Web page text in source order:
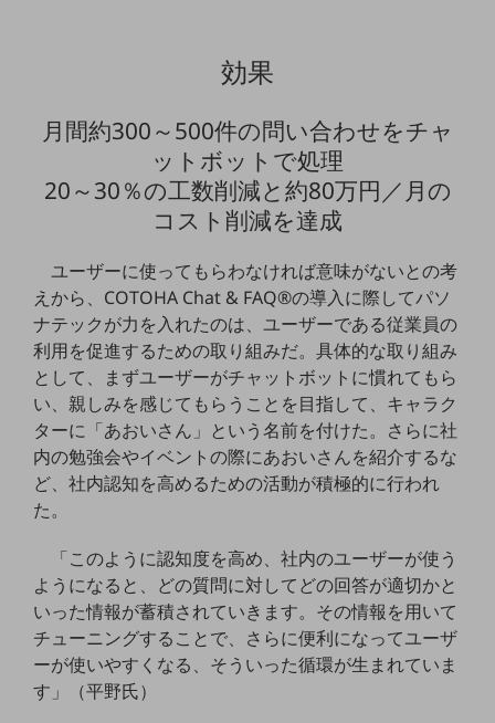
ニュースリリース
地域からの発表
社外からの評価実績
サステナビリティ
サステナビリティTOP
NTTドコモビジネスグループのサステナビリティ
サステナビリティ基本方針
サステナビリティレポート
ダイバーシティ
経営情報TOP
決算公告
電子公告
効果
月間約300～500件の問い合わせをチャ
ットボットで処理
20～30％の工数削減と約80万円／月の
コスト削減を達成
ユーザーに使ってもらわなければ意味がないとの考
えから、COTOHA Chat & FAQ®の導入に際してパソ
ナテックが力を入れたのは、ユーザーである従業員の
利用を促進するための取り組みだ。具体的な取り組み
として、まずユーザーがチャットボットに慣れてもら
い、親しみを感じてもらうことを目指して、キャラク
ターに「あおいさん」という名前を付けた。さらに社
内の勉強会やイベントの際にあおいさんを紹介するな
ど、社内認知を高めるための活動が積極的に行われ
た。
「このように認知度を高め、社内のユーザーが使う
ようになると、どの質問に対してどの回答が適切かと
いった情報が蓄積されていきます。その情報を用いて
チューニングすることで、さらに便利になってユーザ
ーが使いやすくなる、そういった循環が生まれていま
す」（平野氏）